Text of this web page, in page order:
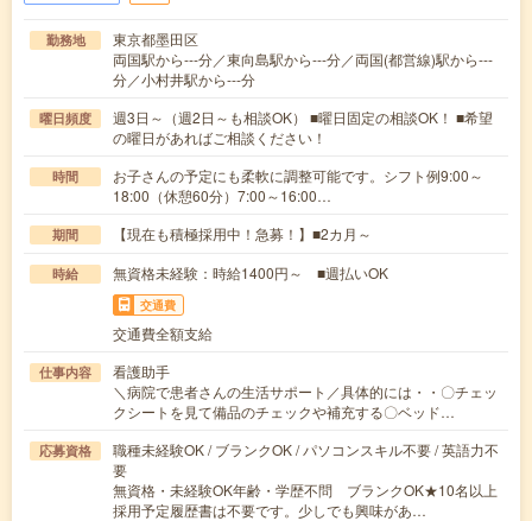
勤務地
東京都墨田区
両国駅から---分／東向島駅から---分／両国(都営線)駅から---
分／小村井駅から---分
曜日頻度
週3日～（週2日～も相談OK） ■曜日固定の相談OK！ ■希望
の曜日があればご相談ください！
時間
お子さんの予定にも柔軟に調整可能です。シフト例9:00～
18:00（休憩60分）7:00～16:00…
期間 【現在も積極採用中！急募！】■2カ月～
時給 無資格未経験：時給1400円～ ■週払いOK
交通費
交通費全額支給
仕事内容
看護助手
＼病院で患者さんの生活サポート／具体的には・・〇チェッ
クシートを見て備品のチェックや補充する〇ベッド…
応募資格
職種未経験OK / ブランクOK / パソコンスキル不要 / 英語力不
要
無資格・未経験OK年齢・学歴不問 ブランクOK★10名以上
採用予定履歴書は不要です。少しでも興味があ…